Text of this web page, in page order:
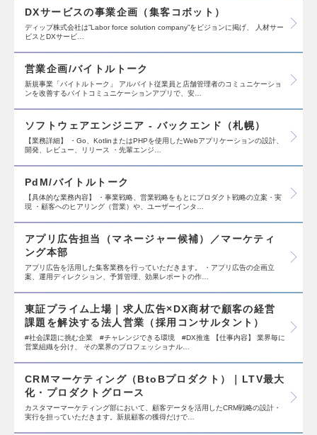
DXサービスの事業企画（集客コボット）
ディップ株式会社は”Labor force solution company”をビジョンに掲げ、 人材サー
ビスとDXサービ…
営業企画/バイトルトーク
新規事業「バイトルトーク」 アルバイト従業員と店舗管理者のコミュニケーショ
ンを改善するバイトコミュニケーションアプリで、安…
ソフトウェアエンジニア - バックエンド（札幌）
【業務詳細】 ・Go、KotlinまたはPHPを使用したWebアプリケーションの設計、
開発、レビュー、リリース ・先輩エンジ…
PdM/バイトルトーク
【具体的な業務内容】 ・事業戦略、営業戦略をもとにプロダクト戦略の立案・実
現 ・顧客へのヒアリング（営業）や、ユーザーインタ…
アプリ広告担当（マネージャー候補）／マーケティ
ング本部
アプリ広告を活用した集客業務を行っていただきます。 ・アプリ広告の企画立
案、運用ディレクション、予算管理、効果レポートの作…
東証プライム上場｜求人広告×DX商材で顧客の経営
課題を解決する法人営業（採用コンサルタント）
#社会課題に挑む企業 #チャレンジできる環境 #DX推進 【仕事内容】 業界毎に
営業組織を分け、 その業界のプロフェッショナル…
CRMマーケティング（BtoBプロダクト）｜LTV最大
化・プロダクトグロース
カスタマーマーケティング部において、顧客データを活用したCRM戦略の設計・
実行を担っていただきます。新規顧客の獲得だけで…